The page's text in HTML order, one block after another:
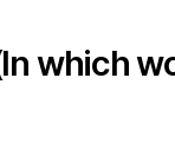
(In which